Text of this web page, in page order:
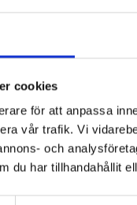
cookies
för att anpassa
vår trafik. Vi
och
du har tillhandahållit
Other